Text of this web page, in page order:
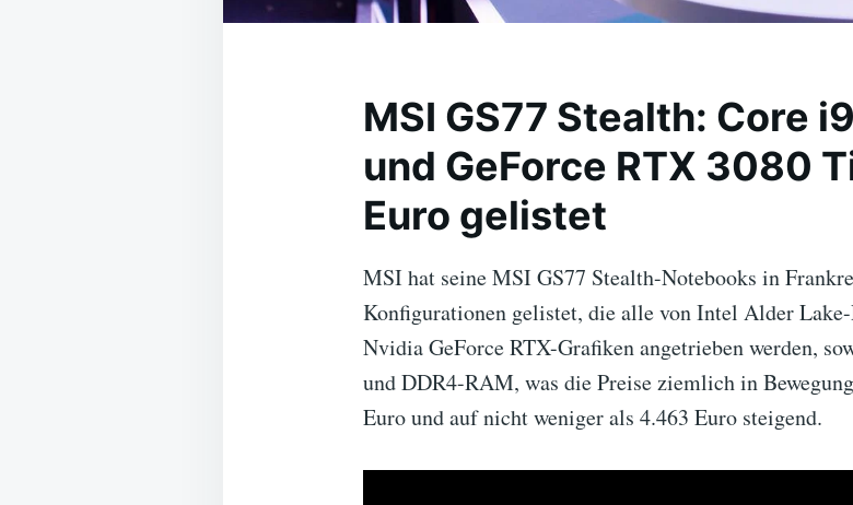
MSI GS77 Stealth: Core
und GeForce RTX 3080
Euro gelistet
MSI hat seine MSI GS77 Stealth-Notebooks in
Konfigurationen gelistet, die alle von Intel Alder
Nvidia GeForce RTX-Grafiken angetrieben werden,
und DDR4-RAM, was die Preise ziemlich in
Euro und auf nicht weniger als 4.463 Euro steigend.